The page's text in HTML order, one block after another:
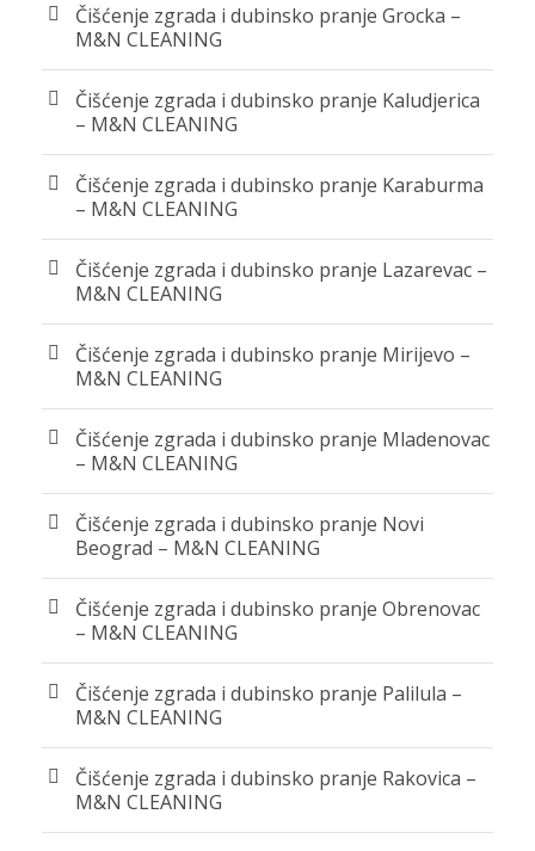
Čišćenje zgrada i dubinsko pranje Grocka –
M&N CLEANING
Čišćenje zgrada i dubinsko pranje Kaludjerica
– M&N CLEANING
Čišćenje zgrada i dubinsko pranje Karaburma
– M&N CLEANING
Čišćenje zgrada i dubinsko pranje Lazarevac –
M&N CLEANING
Čišćenje zgrada i dubinsko pranje Mirijevo –
M&N CLEANING
Čišćenje zgrada i dubinsko pranje Mladenovac
– M&N CLEANING
Čišćenje zgrada i dubinsko pranje Novi
Beograd – M&N CLEANING
Čišćenje zgrada i dubinsko pranje Obrenovac
– M&N CLEANING
Čišćenje zgrada i dubinsko pranje Palilula –
M&N CLEANING
Čišćenje zgrada i dubinsko pranje Rakovica –
M&N CLEANING